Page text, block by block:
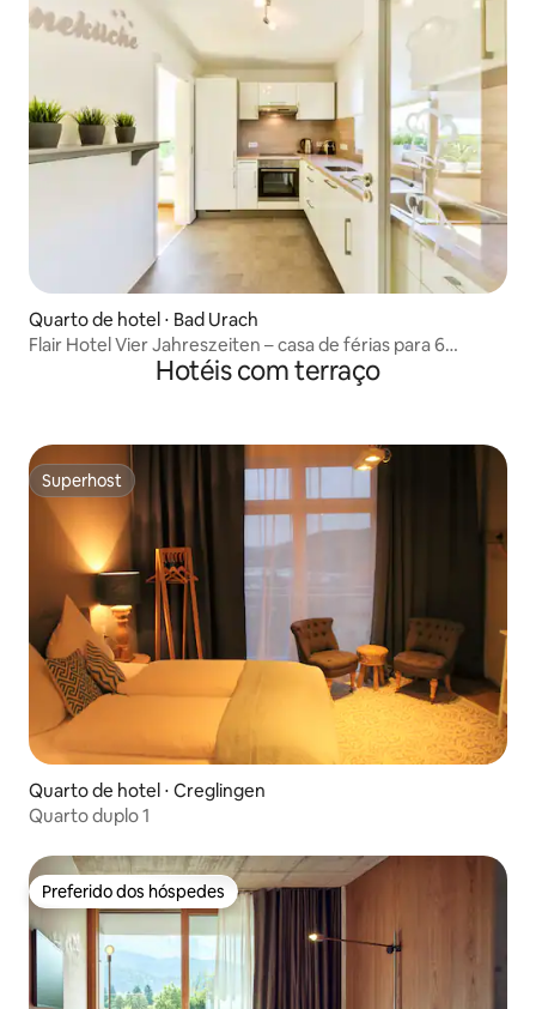
Quarto de hotel ⋅ Bad Urach
Flair Hotel Vier Jahreszeiten – casa de férias para 6
Hotéis com terraço
Superhost
Superhost
Quarto de hotel ⋅ Creglingen
Quarto duplo 1
Preferido dos hóspedes
Preferido dos hóspedes